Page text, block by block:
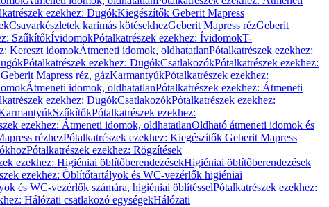
ezekhez: DugókKiegészítők Geberit Mapress
Csavarkészletek karimás kötésekhezGeberit Mapress rézGeberit
SzűkítőkÍvidomokPótalkatrészek ezekhez: ÍvidomokT-
Kereszt idomokÁtmeneti idomok, oldhatatlanPótalkatrészek ezekhez:
Pótalkatrészek ezekhez: DugókCsatlakozókPótalkatrészek ezekhez:
Mapress réz, gázKarmantyúkPótalkatrészek ezekhez:
Átmeneti idomok, oldhatatlanPótalkatrészek ezekhez: Átmeneti
ezekhez: DugókCsatlakozókPótalkatrészek ezekhez:
SzűkítőkPótalkatrészek ezekhez:
ezekhez: Átmeneti idomok, oldhatatlanOldható átmeneti idomok és
rézhezPótalkatrészek ezekhez: Kiegészítők Geberit Mapress
Pótalkatrészek ezekhez: Rögzítések
ezekhez: Higiéniai öblítőberendezésekHigiéniai öblítőberendezések
ezekhez: Öblítőtartályok és WC-vezérlők higiéniai
és WC-vezérlők számára, higiéniai öblítésselPótalkatrészek ezekhez:
Hálózati csatlakozó egységekHálózati